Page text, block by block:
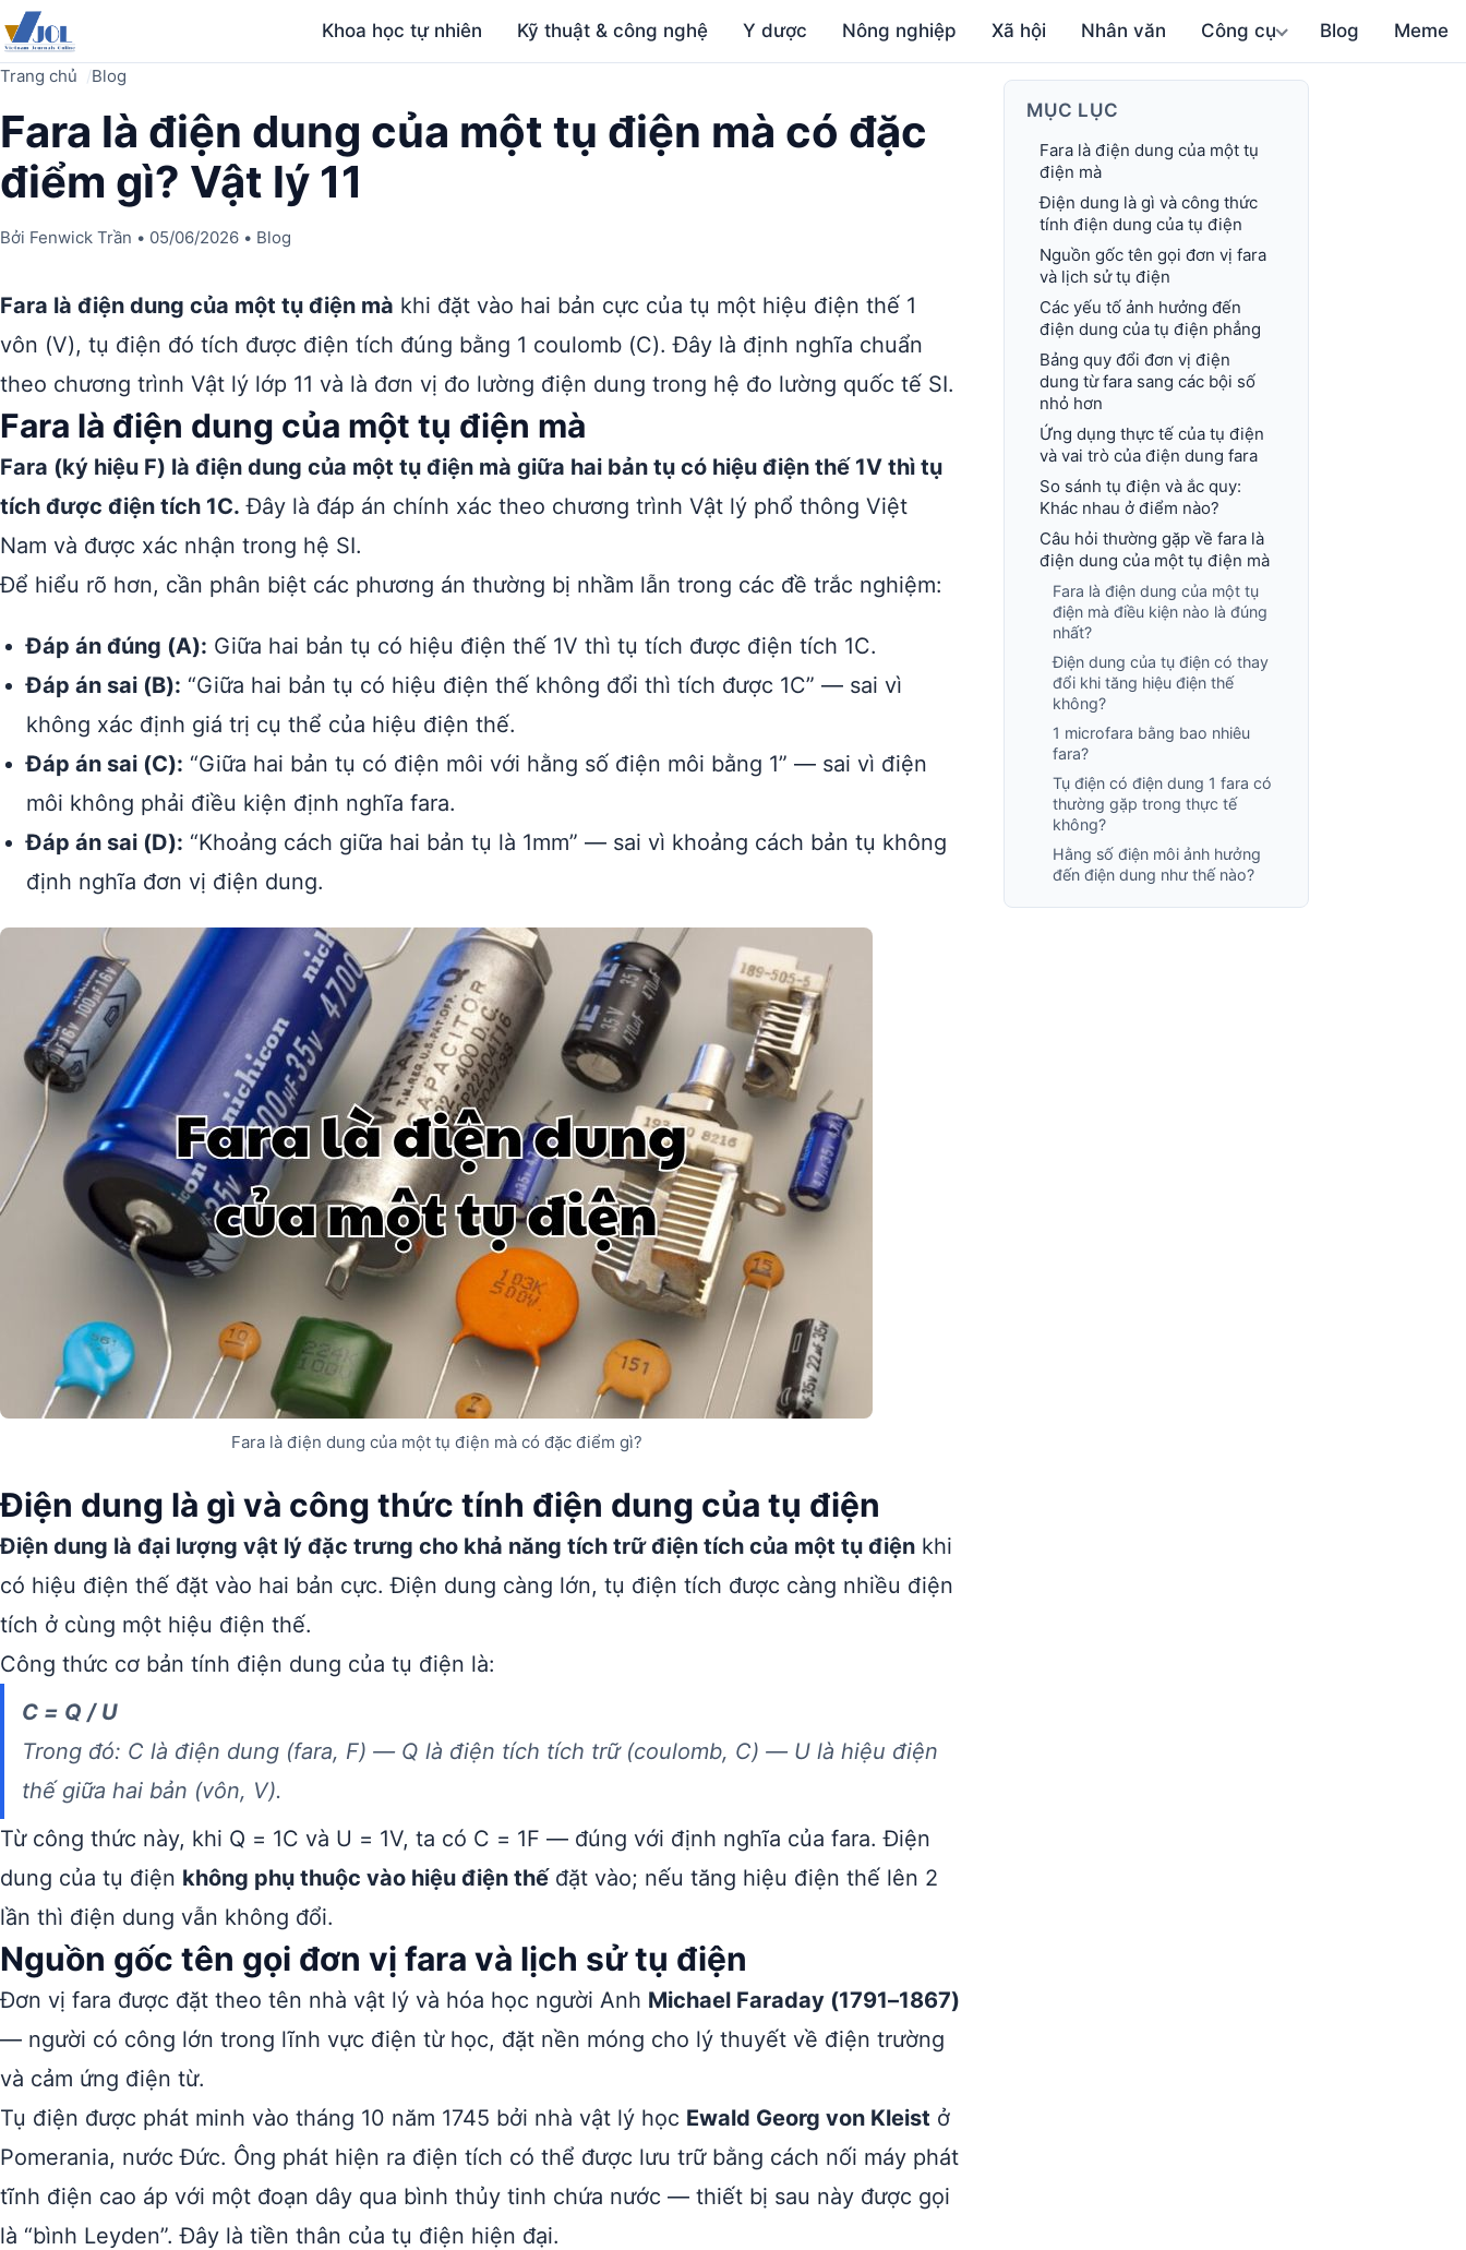
Khoa học tự nhiên Kỹ thuật & công nghệ Y dược Nông nghiệp Xã hội Nhân văn Công cụ Blog Meme
Trang chủ Blog
Fara là điện dung của một tụ điện mà có đặc
điểm gì? Vật lý 11
Bởi Fenwick Trần • 05/06/2026 • Blog
Fara là điện dung của một tụ điện mà khi đặt vào hai bản cực của tụ một hiệu điện thế 1
vôn (V), tụ điện đó tích được điện tích đúng bằng 1 coulomb (C). Đây là định nghĩa chuẩn
theo chương trình Vật lý lớp 11 và là đơn vị đo lường điện dung trong hệ đo lường quốc tế SI.
Fara là điện dung của một tụ điện mà
Fara (ký hiệu F) là điện dung của một tụ điện mà giữa hai bản tụ có hiệu điện thế 1V thì tụ
tích được điện tích 1C. Đây là đáp án chính xác theo chương trình Vật lý phổ thông Việt
Nam và được xác nhận trong hệ SI.
Để hiểu rõ hơn, cần phân biệt các phương án thường bị nhầm lẫn trong các đề trắc nghiệm:
Đáp án đúng (A): Giữa hai bản tụ có hiệu điện thế 1V thì tụ tích được điện tích 1C.
Đáp án sai (B): “Giữa hai bản tụ có hiệu điện thế không đổi thì tích được 1C” — sai vì
không xác định giá trị cụ thể của hiệu điện thế.
Đáp án sai (C): “Giữa hai bản tụ có điện môi với hằng số điện môi bằng 1” — sai vì điện
môi không phải điều kiện định nghĩa fara.
Đáp án sai (D): “Khoảng cách giữa hai bản tụ là 1mm” — sai vì khoảng cách bản tụ không
định nghĩa đơn vị điện dung.
Fara là điện dung của một tụ điện mà có đặc điểm gì?
Điện dung là gì và công thức tính điện dung của tụ điện
Điện dung là đại lượng vật lý đặc trưng cho khả năng tích trữ điện tích của một tụ điện khi
có hiệu điện thế đặt vào hai bản cực. Điện dung càng lớn, tụ điện tích được càng nhiều điện
tích ở cùng một hiệu điện thế.
Công thức cơ bản tính điện dung của tụ điện là:
C = Q / U
Trong đó: C là điện dung (fara, F) — Q là điện tích tích trữ (coulomb, C) — U là hiệu điện
thế giữa hai bản (vôn, V).
Từ công thức này, khi Q = 1C và U = 1V, ta có C = 1F — đúng với định nghĩa của fara. Điện
dung của tụ điện không phụ thuộc vào hiệu điện thếđặt vào; nếu tăng hiệu điện thế lên 2
lần thì điện dung vẫn không đổi.
Nguồn gốc tên gọi đơn vị fara và lịch sử tụ điện
Đơn vị fara được đặt theo tên nhà vật lý và hóa học người Anh Michael Faraday (1791–1867)
— người có công lớn trong lĩnh vực điện từ học, đặt nền móng cho lý thuyết về điện trường
và cảm ứng điện từ.
Tụ điện được phát minh vào tháng 10 năm 1745 bởi nhà vật lý học Ewald Georg von Kleist ở
Pomerania, nước Đức. Ông phát hiện ra điện tích có thể được lưu trữ bằng cách nối máy phát
tĩnh điện cao áp với một đoạn dây qua bình thủy tinh chứa nước — thiết bị sau này được gọi
là “bình Leyden”. Đây là tiền thân của tụ điện hiện đại.
MỤC LỤC
Fara là điện dung của một tụ
điện mà
Điện dung là gì và công thức
tính điện dung của tụ điện
Nguồn gốc tên gọi đơn vị fara
và lịch sử tụ điện
Các yếu tố ảnh hưởng đến
điện dung của tụ điện phẳng
Bảng quy đổi đơn vị điện
dung từ fara sang các bội số
nhỏ hơn
Ứng dụng thực tế của tụ điện
và vai trò của điện dung fara
So sánh tụ điện và ắc quy:
Khác nhau ở điểm nào?
Câu hỏi thường gặp về fara là
điện dung của một tụ điện mà
Fara là điện dung của một tụ
điện mà điều kiện nào là đúng
nhất?
Điện dung của tụ điện có thay
đổi khi tăng hiệu điện thế
không?
1 microfara bằng bao nhiêu
fara?
Tụ điện có điện dung 1 fara có
thường gặp trong thực tế
không?
Hằng số điện môi ảnh hưởng
đến điện dung như thế nào?